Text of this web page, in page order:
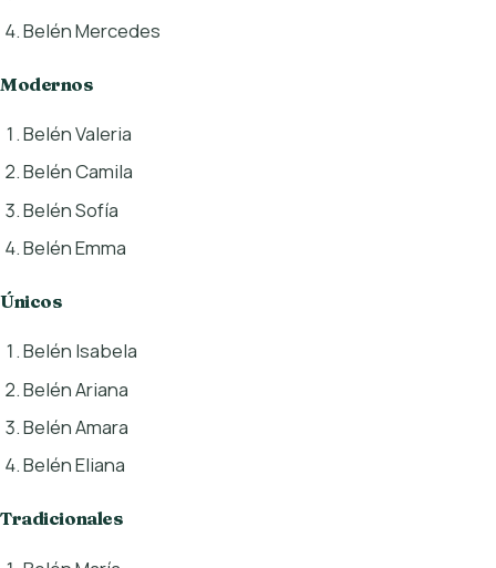
Belén Mercedes
Modernos
Belén Valeria
Belén Camila
Belén Sofía
Belén Emma
Únicos
Belén Isabela
Belén Ariana
Belén Amara
Belén Eliana
Tradicionales